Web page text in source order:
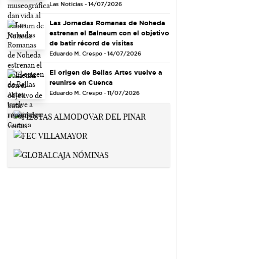
Las Noticias - 14/07/2026
Las Jornadas Romanas de Noheda
estrenan el Balneum con el objetivo
de batir récord de visitas
Eduardo M. Crespo - 14/07/2026
El origen de Bellas Artes vuelve a
reunirse en Cuenca
Eduardo M. Crespo - 11/07/2026